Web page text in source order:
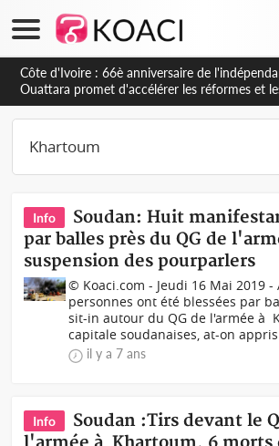
Côte d'Ivoire : 66è anniversaire de
Ouattara promet d'accélérer les réformes et
investissements pour une nation plus forte et
Info
Soudan: Huit
par balles près du QG de
suspension des pourparlers
© Koaci.com - Jeudi 16 Mai 2019
personnes ont été blessées par
sit-in autour du QG de l'armée à
capitale soudanaises, at-on
il y a 7 ans
Info
Soudan :Tirs devant le